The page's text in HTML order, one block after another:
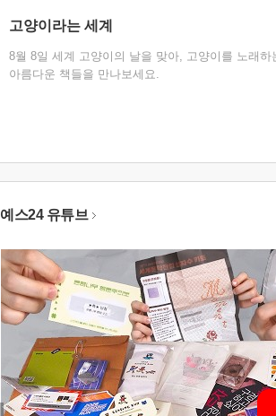
고양이라는 세계
8월 8일 세계 고양이의 날을 맞아, 고양이를 노래하
아름다운 책들을 만나보세요.
예스24 유튜브